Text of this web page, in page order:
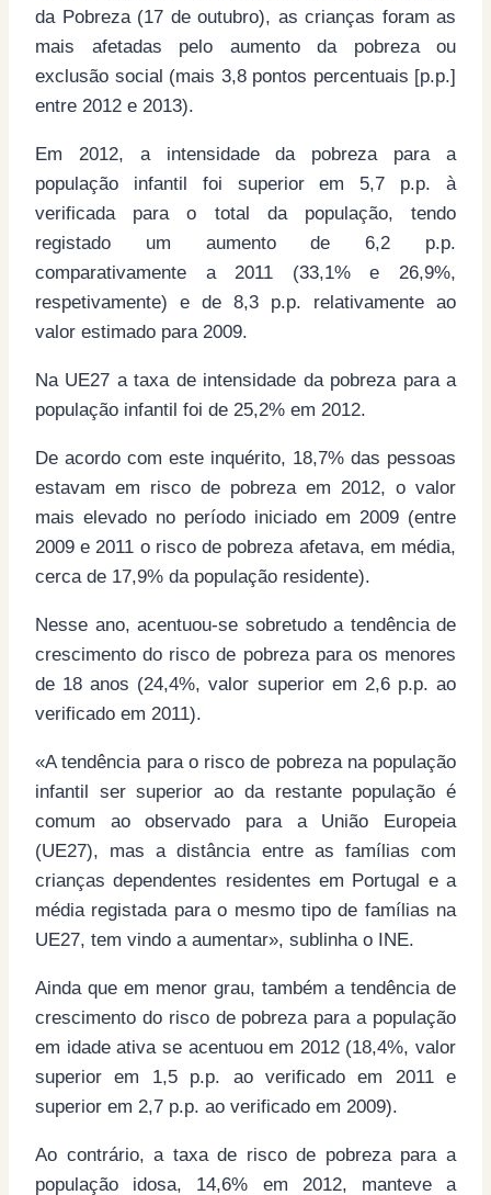
da Pobreza (17 de outubro), as crianças foram as
mais afetadas pelo aumento da pobreza ou
exclusão social (mais 3,8 pontos percentuais [p.p.]
entre 2012 e 2013).
Em 2012, a intensidade da pobreza para a
população infantil foi superior em 5,7 p.p. à
verificada para o total da população, tendo
registado um aumento de 6,2 p.p.
comparativamente a 2011 (33,1% e 26,9%,
respetivamente) e de 8,3 p.p. relativamente ao
valor estimado para 2009.
Na UE27 a taxa de intensidade da pobreza para a
população infantil foi de 25,2% em 2012.
De acordo com este inquérito, 18,7% das pessoas
estavam em risco de pobreza em 2012, o valor
mais elevado no período iniciado em 2009 (entre
2009 e 2011 o risco de pobreza afetava, em média,
cerca de 17,9% da população residente).
Nesse ano, acentuou-se sobretudo a tendência de
crescimento do risco de pobreza para os menores
de 18 anos (24,4%, valor superior em 2,6 p.p. ao
verificado em 2011).
«A tendência para o risco de pobreza na população
infantil ser superior ao da restante população é
comum ao observado para a União Europeia
(UE27), mas a distância entre as famílias com
crianças dependentes residentes em Portugal e a
média registada para o mesmo tipo de famílias na
UE27, tem vindo a aumentar», sublinha o INE.
Ainda que em menor grau, também a tendência de
crescimento do risco de pobreza para a população
em idade ativa se acentuou em 2012 (18,4%, valor
superior em 1,5 p.p. ao verificado em 2011 e
superior em 2,7 p.p. ao verificado em 2009).
Ao contrário, a taxa de risco de pobreza para a
população idosa, 14,6% em 2012, manteve a